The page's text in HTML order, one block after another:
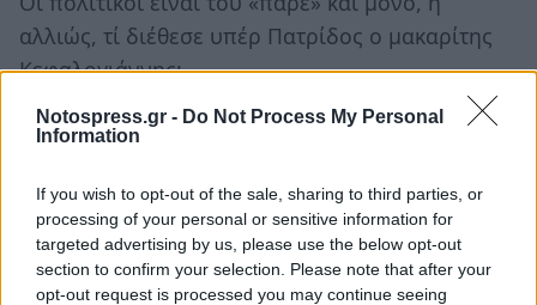
Notospress.gr - Do Not Process My Personal
Information
If you wish to opt-out of the sale, sharing to third parties, or
processing of your personal or sensitive information for
targeted advertising by us, please use the below opt-out
section to confirm your selection. Please note that after your
opt-out request is processed you may continue seeing
αλλιώς, τί διέθεσε υπέρ Πατρίδος ο μακαρίτης
Κεφαλογιάννης;…
…κι ένα «ψάλσιμο» στο μανιάτικο – δωρικό γλωσσικό
Κασιδόκωστα που γράφτηκε σε παλαιότερο χρόνο,
αλλά διατηρεί την επικαιρότητά του χάρη στην
αναίδεια των ελεεινών πολιτικών μας: